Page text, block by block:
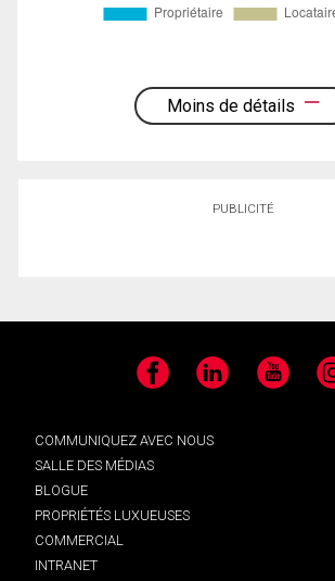
Moins de détails
PUBLICITÉ
Facebook LinkedIn YouTube
COMMUNIQUEZ AVEC NOUS
SALLE DES MÉDIAS
BLOGUE
PROPRIÉTÉS LUXUEUSES
COMMERCIAL
INTRANET